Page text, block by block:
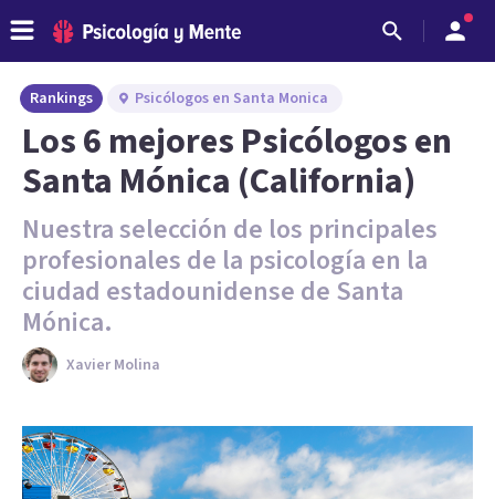
Rankings Psicólogos en Santa Monica
Los 6 mejores Psicólogos en
Santa Mónica (California)
Nuestra selección de los principales
profesionales de la psicología en la
ciudad estadounidense de Santa
Mónica.
Xavier Molina